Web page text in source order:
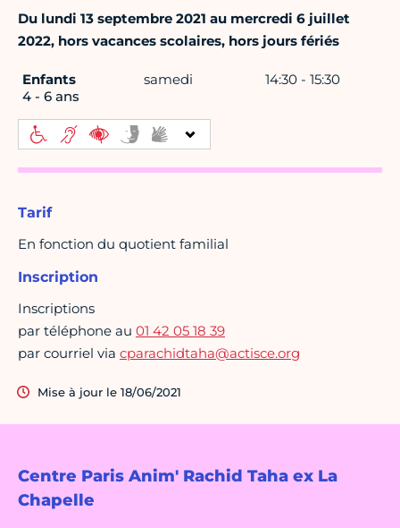
Centre Paris Anim' Rachid Taha ex La
Chapelle
Du lundi 13 septembre 2021 au mercredi 6 juillet
2022, hors vacances scolaires, hors jours fériés
Enfants
4 - 6 ans
samedi 14:30 - 15:30
Tarif
En fonction du quotient familial
Inscription
Inscriptions
par téléphone au 01 42 05 18 39
par courriel via cparachidtaha@actisce.org
Mise à jour le 18/06/2021